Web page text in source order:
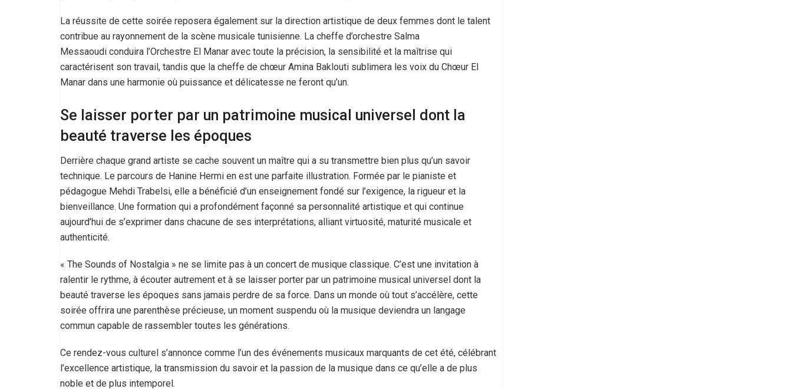
La réussite de cette soirée reposera également sur la direction artistique de deux femmes dont le talent
contribue au rayonnement de la scène musicale tunisienne. La cheffe d’orchestre Salma
Messaoudi conduira l’Orchestre El Manar avec toute la précision, la sensibilité et la maîtrise qui
caractérisent son travail, tandis que la cheffe de chœur Amina Baklouti sublimera les voix du Chœur El
Manar dans une harmonie où puissance et délicatesse ne feront qu’un.
Se laisser porter par un patrimoine musical universel dont la
beauté traverse les époques
Derrière chaque grand artiste se cache souvent un maître qui a su transmettre bien plus qu’un savoir
technique. Le parcours de Hanine Hermi en est une parfaite illustration. Formée par le pianiste et
pédagogue Mehdi Trabelsi, elle a bénéficié d’un enseignement fondé sur l’exigence, la rigueur et la
bienveillance. Une formation qui a profondément façonné sa personnalité artistique et qui continue
aujourd’hui de s’exprimer dans chacune de ses interprétations, alliant virtuosité, maturité musicale et
authenticité.
« The Sounds of Nostalgia » ne se limite pas à un concert de musique classique. C’est une invitation à
ralentir le rythme, à écouter autrement et à se laisser porter par un patrimoine musical universel dont la
beauté traverse les époques sans jamais perdre de sa force. Dans un monde où tout s’accélère, cette
soirée offrira une parenthèse précieuse, un moment suspendu où la musique deviendra un langage
commun capable de rassembler toutes les générations.
Ce rendez-vous culturel s’annonce comme l’un des événements musicaux marquants de cet été, célébrant
l’excellence artistique, la transmission du savoir et la passion de la musique dans ce qu’elle a de plus
noble et de plus intemporel.